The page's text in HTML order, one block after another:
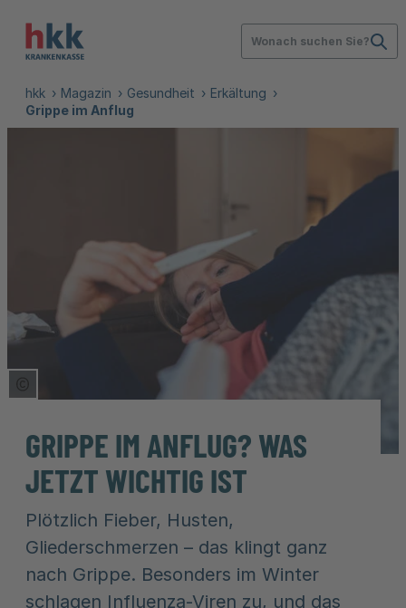
Wonach suchen Sie?
hkk Magazin Gesundheit
Erkältung
Grippe im Anflug
Copyright Tooltip öffnen
GRIPPE IM ANFLUG? WAS
JETZT WICHTIG IST
Plötzlich Fieber, Husten,
Gliederschmerzen – das klingt ganz
nach Grippe. Besonders im Winter
schlagen Influenza-Viren zu, und das